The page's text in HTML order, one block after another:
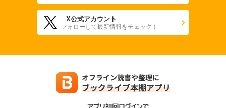
X公式アカウント
フォローして最新情報をチェック！